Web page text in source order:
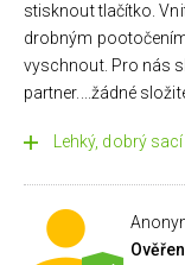
stisknout tlačítko.
drobným
vyschnout. Pro nás
partner....žádné
Lehký, dobrý sací